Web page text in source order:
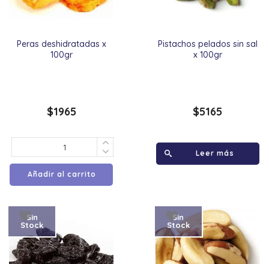
Peras deshidratadas x
100gr
$1965
Añadir al carrito
Pistachos pelados sin sal
x 100gr
$5165
Leer más
Sin
Stock
Sin
Stock